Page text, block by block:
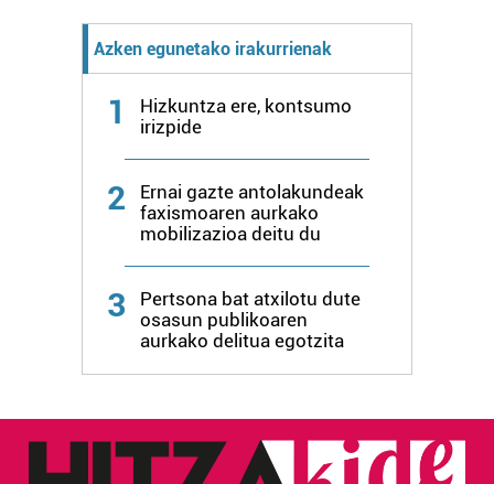
erabiltzeko baimen esplizitua ematen diguzu.
Azken egunetako irakurrienak
1
Hizkuntza ere, kontsumo
irizpide
2
Ernai gazte antolakundeak
faxismoaren aurkako
mobilizazioa deitu du
3
Pertsona bat atxilotu dute
osasun publikoaren
aurkako delitua egotzita